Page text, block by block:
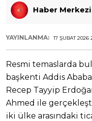
Haber Merkezi
YAYINLANMA: 17 ŞUBAT 2026
Resmi temaslarda
başkenti Addis
Recep Tayyip
Ahmed ile
iki ülke arasındaki